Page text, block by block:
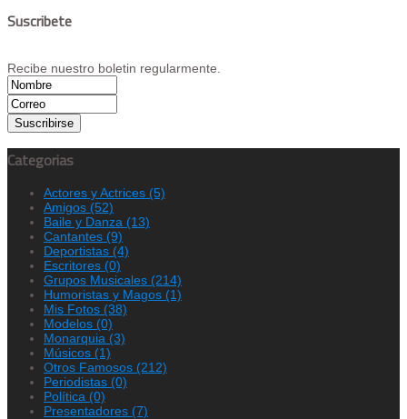
Suscribete
Recibe nuestro boletin regularmente.
Categorias
Actores y Actrices (5)
Amigos (52)
Baile y Danza (13)
Cantantes (9)
Deportistas (4)
Escritores (0)
Grupos Musicales (214)
Humoristas y Magos (1)
Mis Fotos (38)
Modelos (0)
Monarquia (3)
Músicos (1)
Otros Famosos (212)
Periodistas (0)
Política (0)
Presentadores (7)